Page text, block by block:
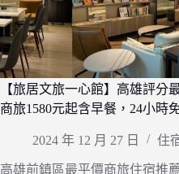
【旅居文旅一心館】高雄評分
商旅1580元起含早餐，24小時
2024 年 12 月 27 日 住
高雄前鎮區最平價商旅住宿推